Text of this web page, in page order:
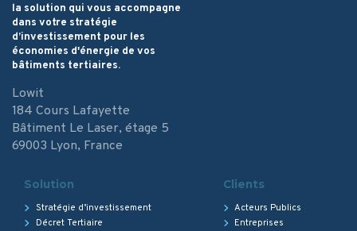
la solution qui vous accompagne
dans votre stratégie
d’investissement pour les
économies d'énergie de vos
bâtiments tertiaires.
Lowit
184 Cours Lafayette
Bâtiment Le Laser, étage 5
69003 Lyon, France
Solution
Stratégie d’investissement
Décret Tertiaire
Clients
Acteurs Publics
Entreprises